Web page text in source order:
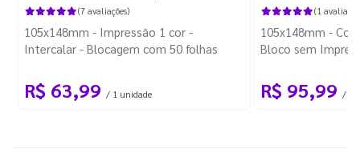
(7 avaliações)
105x148mm - Impressão 1 cor -
Intercalar - Blocagem com 50 folhas
R$ 63,99 / 1 unidade
(1
105x148mm -
Bloco sem
R$ 95,99 / 10